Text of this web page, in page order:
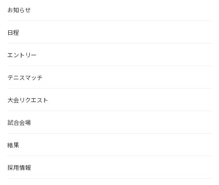
お知らせ
日程
エントリー
テニスマッチ
大会リクエスト
試合会場
結果
採用情報